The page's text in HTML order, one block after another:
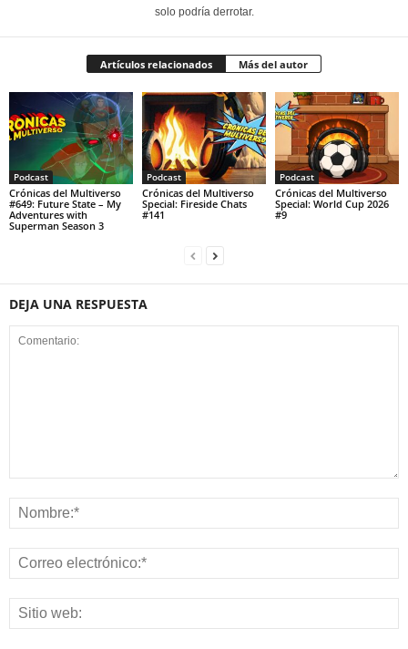
solo podría derrotar.
Artículos relacionados Más del autor
Podcast
Crónicas del Multiverso
#649: Future State – My
Adventures with
Superman Season 3
Podcast
Crónicas del Multiverso
Special: Fireside Chats
#141
Podcast
Crónicas del Multiverso
Special: World Cup 2026
#9
DEJA UNA RESPUESTA